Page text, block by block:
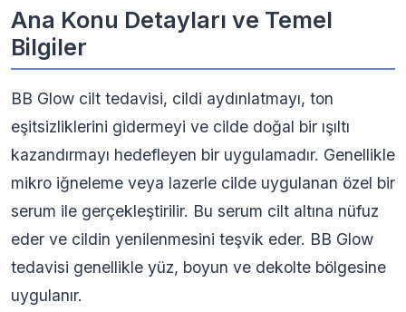
Ana Konu Detayları ve Temel
Bilgiler
BB Glow cilt tedavisi, cildi aydınlatmayı, ton
eşitsizliklerini gidermeyi ve cilde doğal bir ışıltı
kazandırmayı hedefleyen bir uygulamadır. Genellikle
mikro iğneleme veya lazerle cilde uygulanan özel bir
serum ile gerçekleştirilir. Bu serum cilt altına nüfuz
eder ve cildin yenilenmesini teşvik eder. BB Glow
tedavisi genellikle yüz, boyun ve dekolte bölgesine
uygulanır.